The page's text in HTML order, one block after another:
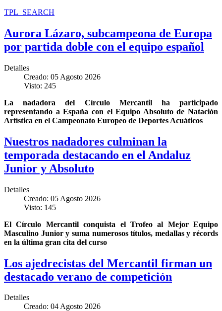
TPL_SEARCH
Aurora Lázaro, subcampeona de Europa
por partida doble con el equipo español
Detalles
Creado: 05 Agosto 2026
Visto: 245
La nadadora del Círculo Mercantil ha participado
representando a España con el Equipo Absoluto de Natación
Artística en el Campeonato Europeo de Deportes Acuáticos
Nuestros nadadores culminan la
temporada destacando en el Andaluz
Junior y Absoluto
Detalles
Creado: 05 Agosto 2026
Visto: 145
El Círculo Mercantil conquista el Trofeo al Mejor Equipo
Masculino Junior y suma numerosos títulos, medallas y récords
en la última gran cita del curso
Los ajedrecistas del Mercantil firman un
destacado verano de competición
Detalles
Creado: 04 Agosto 2026